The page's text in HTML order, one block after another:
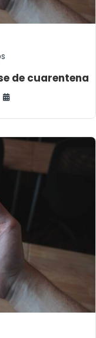
de cuarentena